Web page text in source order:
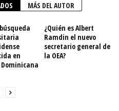
MÁS DEL AUTOR
en
¿Quién es Albert
Ramdin el nuevo
secretario general de
la OEA?